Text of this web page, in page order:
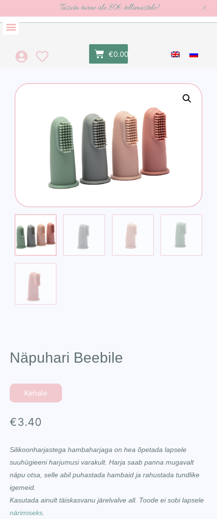
Tasuta tarne üle 80€ tellimustele! ×
€0.00
Näpuhari Beebile
Kehale
€3.40
Silikoonharjastega hambaharjaga on hea õpetada lapsele
suuhügieeni harjumusi varakult. Harja saab panna mugavalt
näpu otsa, selle abil puhastada hambaid ja rahustada tundlike
igemeid.
Kasutada ainult täiskasvanu järelvalve all. Toode ei sobi lapsele
närimiseks.